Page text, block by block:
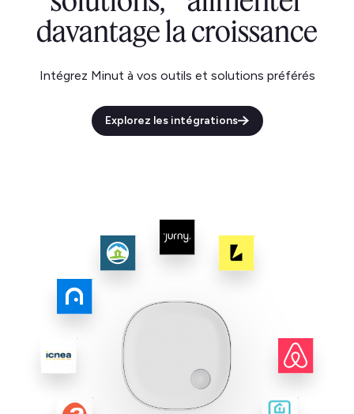
davantage la croissance
Intégrez Minut à vos outils et solutions préférés
Explorez les intégrations